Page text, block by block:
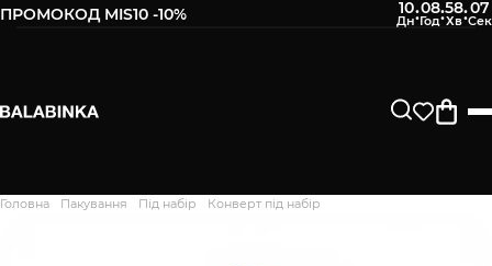
ПРОМОКОД MIS10 -10% 10:08:58:06
Головна Пакування Під набір Конверт під набір
Дякуємо. Ваш відгук
відправлено СМС про наявність в нашому магазині